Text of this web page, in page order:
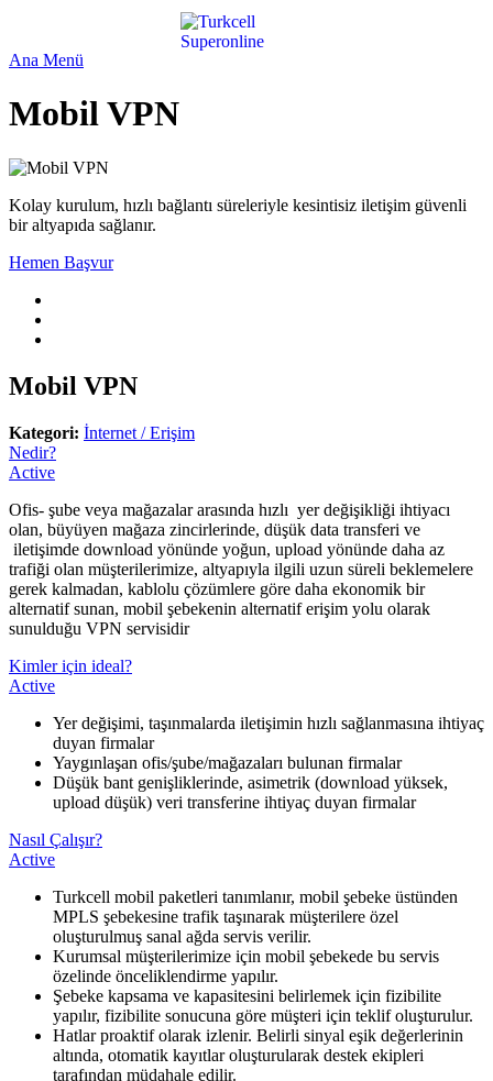
Ana Menü
Mobil VPN
Kolay kurulum, hızlı bağlantı süreleriyle kesintisiz iletişim güvenli
bir altyapıda sağlanır.
Hemen Başvur
Mobil VPN
Kategori: İnternet / Erişim
Nedir?
Active
Ofis- şube veya mağazalar arasında hızlı yer değişikliği ihtiyacı
olan, büyüyen mağaza zincirlerinde, düşük data transferi ve
iletişimde download yönünde yoğun, upload yönünde daha az
trafiği olan müşterilerimize, altyapıyla ilgili uzun süreli beklemelere
gerek kalmadan, kablolu çözümlere göre daha ekonomik bir
alternatif sunan, mobil şebekenin alternatif erişim yolu olarak
sunulduğu VPN servisidir
Kimler için ideal?
Active
Yer değişimi, taşınmalarda iletişimin hızlı sağlanmasına ihtiyaç
duyan firmalar
Yaygınlaşan ofis/şube/mağazaları bulunan firmalar
Düşük bant genişliklerinde, asimetrik (download yüksek,
upload düşük) veri transferine ihtiyaç duyan firmalar
Nasıl Çalışır?
Active
Turkcell mobil paketleri tanımlanır, mobil şebeke üstünden
MPLS şebekesine trafik taşınarak müşterilere özel
oluşturulmuş sanal ağda servis verilir.
Kurumsal müşterilerimize için mobil şebekede bu servis
özelinde önceliklendirme yapılır.
Şebeke kapsama ve kapasitesini belirlemek için fizibilite
yapılır, fizibilite sonucuna göre müşteri için teklif oluşturulur.
Hatlar proaktif olarak izlenir. Belirli sinyal eşik değerlerinin
altında, otomatik kayıtlar oluşturularak destek ekipleri
tarafından müdahale edilir.